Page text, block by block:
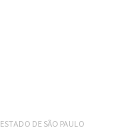
ESTADO DE SÃO PAULO